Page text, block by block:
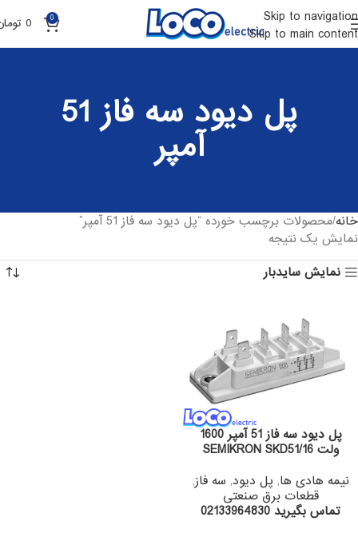
Skip to navigation
Skip to main content
0
0
پل دیود سه فاز 51
آمپر
خانه محصولات برچسب خورده “پل دیود سه فاز 51 آمپر”
نمایش یک نتیجه
نمایش سایدبار
پل دیود سه فاز 51 آمپر 1600
ولت SEMIKRON SKD51/16
نیمه هادی ها, پل دیود, سه فاز,
قطعات برق صنعتی
تماس بگیرید 02133964830